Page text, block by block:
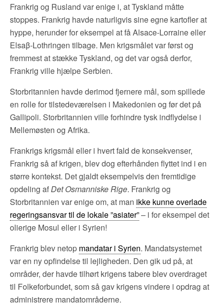
Frankrig og Rusland var enige i, at Tyskland måtte
stoppes. Frankrig havde naturligvis sine egne kartofler at
hyppe, herunder for eksempel at få Alsace-Lorraine eller
Elsaβ-Lothringen tilbage. Men krigsmålet var først og
fremmest at stække Tyskland, og det var også derfor,
Frankrig ville hjælpe Serbien.
Storbritannien havde derimod fjernere mål, som spillede
en rolle for tilstedeværelsen i Makedonien og før det på
Gallipoli. Storbritannien ville forhindre tysk indflydelse i
Mellemøsten og Afrika.
Frankrigs krigsmål eller i hvert fald de konsekvenser,
Frankrig så af krigen, blev dog efterhånden flyttet ind i en
større kontekst. Det gjaldt eksempelvis den fremtidige
opdeling afDet Osmanniske Rige. Frankrig og
Storbritannien var enige om, at man ikke kunne overlade
regeringsansvar til de lokale ”asiater”– i for eksempel det
olierige Mosul eller i Syrien!
Frankrig blev netop mandatar i Syrien. Mandatsystemet
var en ny opfindelse til lejligheden. Den gik ud på, at
områder, der havde tilhørt krigens tabere blev overdraget
til Folkeforbundet, som så gav krigens vindere i opdrag at
administrere mandatområderne.